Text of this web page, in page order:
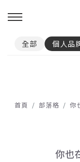
全部 個人品
首頁 部落格 你
你也